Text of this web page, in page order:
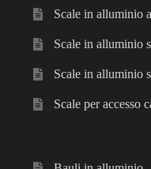
Scale in alluminio
Scale in alluminio
Scale in alluminio
Scale per accesso